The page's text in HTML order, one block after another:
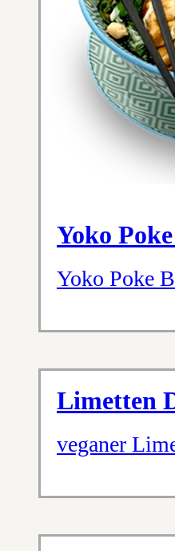
Yoko
Yoko Poke
Limetten
veganer